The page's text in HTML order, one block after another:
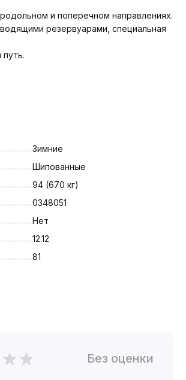
и поперечном направлениях.
резервуарами, специальная
Зимние
Шипованные
94 (670 кг)
0348051
Нет
12.12
81
Без оценки